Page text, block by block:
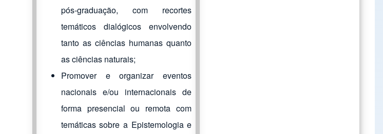
pós-graduação, com recortes
temáticos dialógicos envolvendo
tanto as ciências humanas quanto
as ciências naturais;
Promover e organizar eventos
nacionais e/ou internacionais de
forma presencial ou remota com
temáticas sobre a Epistemologia e